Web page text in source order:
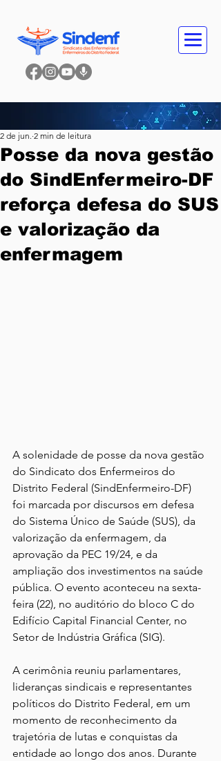
Posse da nova gestão
do SindEnfermeiro-DF
reforça defesa do SUS
e valorização da
enfermagem
2 de jun. 2 min de leitura
A solenidade de posse da nova gestão
do Sindicato dos Enfermeiros do
Distrito Federal (SindEnfermeiro-DF)
foi marcada por discursos em defesa
do Sistema Único de Saúde (SUS), da
valorização da enfermagem, da
aprovação da PEC 19/24, e da
ampliação dos investimentos na saúde
pública. O evento aconteceu na sexta-
feira (22), no auditório do bloco C do
Edifício Capital Financial Center, no
Setor de Indústria Gráfica (SIG).
A cerimônia reuniu parlamentares,
lideranças sindicais e representantes
políticos do Distrito Federal, em um
momento de reconhecimento da
trajetória de lutas e conquistas da
entidade ao longo dos anos. Durante